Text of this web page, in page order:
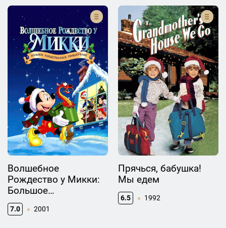
Волшебное
Рождество у Микки:
Большое
Рождественское
Приключение
7.0 2001
Прячься, бабушка!
Мы едем
6.5 1992